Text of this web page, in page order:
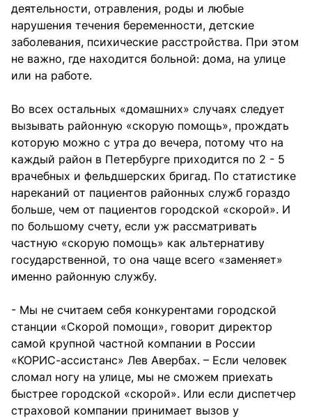
деятельности, отравления, роды и любые
нарушения течения беременности, детские
заболевания, психические расстройства. При этом
не важно, где находится больной: дома, на улице
или на работе.
Во всех остальных «домашних» случаях следует
вызывать районную «скорую помощь», прождать
которую можно с утра до вечера, потому что на
каждый район в Петербурге приходится по 2 - 5
врачебных и фельдшерских бригад. По статистике
нареканий от пациентов районных служб гораздо
больше, чем от пациентов городской «скорой». И
по большому счету, если уж рассматривать
частную «скорую помощь» как альтернативу
государственной, то она чаще всего «заменяет»
именно районную службу.
- Мы не считаем себя конкурентами городской
станции «Скорой помощи», говорит директор
самой крупной частной компании в России
«КОРИС-ассистанс» Лев Авербах. – Если человек
сломал ногу на улице, мы не сможем приехать
быстрее городской «скорой». Или если диспетчер
страховой компании принимает вызов у